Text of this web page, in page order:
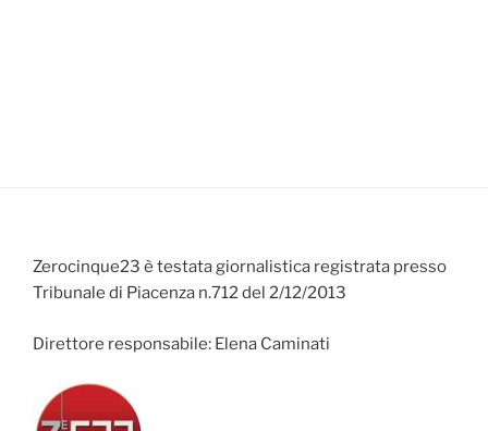
Zerocinque23 è testata giornalistica registrata presso
Tribunale di Piacenza n.712 del 2/12/2013
Direttore responsabile: Elena Caminati